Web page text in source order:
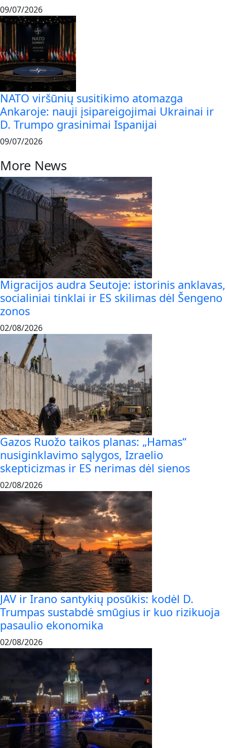
09/07/2026
NATO viršūnių susitikimo atomazga
Ankaroje: nauji įsipareigojimai Ukrainai ir
D. Trumpo grasinimai Ispanijai
09/07/2026
More News
Migracijos audra Seutoje: istorinis anklavas,
socialiniai tinklai ir ES skilimas dėl Šengeno
zonos
02/08/2026
Gazos Ruožo taikos planas: „Hamas“
nusiginklavimo sąlygos, Izraelio
skepticizmas ir ES nerimas dėl sienos
02/08/2026
JAV ir Irano santykių posūkis: kodėl D.
Trumpas sustabdė smūgius ir kuo rizikuoja
pasaulio ekonomika
02/08/2026